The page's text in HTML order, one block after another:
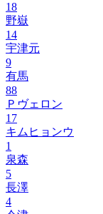
18
野嶽
14
宇津元
9
有馬
88
Ｐヴェロン
17
キムヒョンウ
1
泉森
5
長澤
4